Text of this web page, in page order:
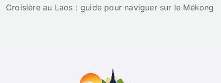
Croisière au Laos : guide pour naviguer sur le Mékong